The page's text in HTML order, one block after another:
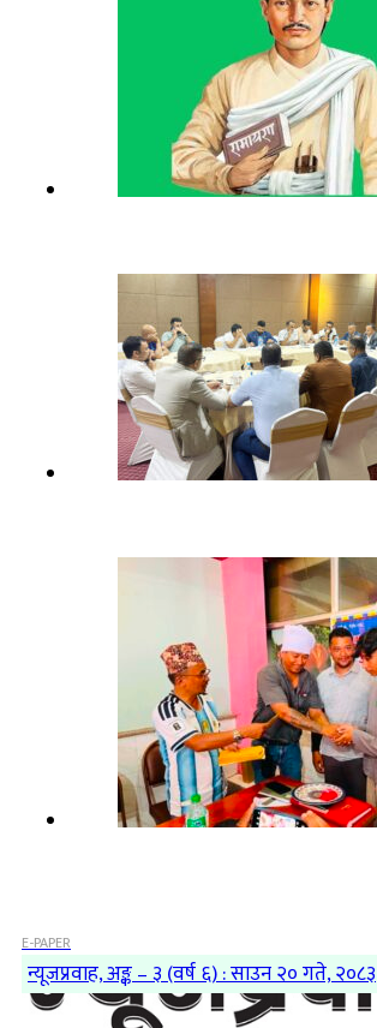
E-PAPER
न्यूजप्रवाह, अङ्क – ३ (वर्ष ६) : साउन २० गते, २०८३